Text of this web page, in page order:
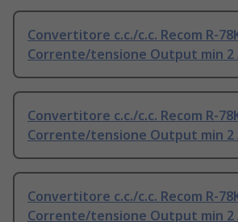
Convertitore c.c./c.c. Recom R-
Corrente/tensione Output min 2
Convertitore c.c./c.c. Recom R-
Corrente/tensione Output min 2
Convertitore c.c./c.c. Recom R-
Corrente/tensione Output min 2